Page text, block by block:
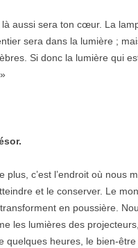
aussi sera ton cœur. La
sera dans la lumière ;
Si donc la lumière qui
plus, c’est l’endroit où
et le conserver. Le
en poussière.
les lumières des
quelques heures, le bien-